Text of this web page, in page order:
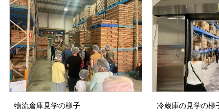
物流倉庫見学の様子 冷蔵庫の見学の様